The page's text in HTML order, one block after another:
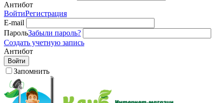
Антибот
ВойтиРегистрация
E-mail
ПарольЗабыли пароль?
Создать учетную запись
Антибот
Войти
Запомнить